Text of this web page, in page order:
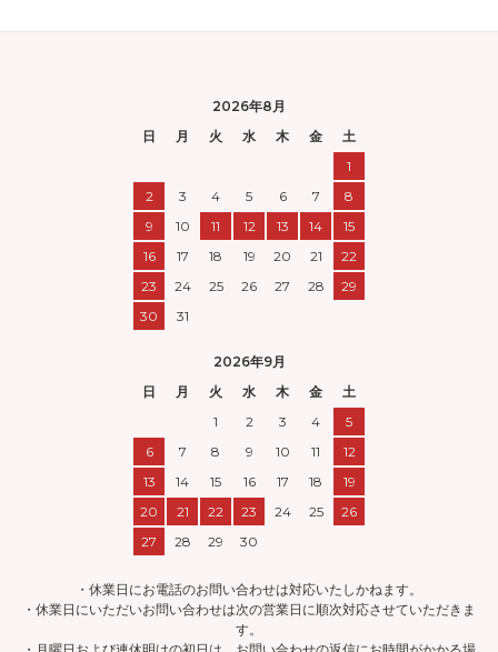
2026年8月
日
月 火 水 木 金
土
1
2
3 4 5 6 7
8
9
10 11 12 13 14
15
16
17 18 19 20 21
22
23
24 25 26 27 28
29
30
31
2026年9月
日
月 火 水 木 金
土
1
2 3 4
5
6
7 8 9 10 11
12
13
14 15 16 17 18
19
20
21 22 23 24 25
26
27
28 29 30
・休業日にお電話のお問い合わせは対応いたしかねます。
・休業日にいただいお問い合わせは次の営業日に順次対応させていただきま
す。